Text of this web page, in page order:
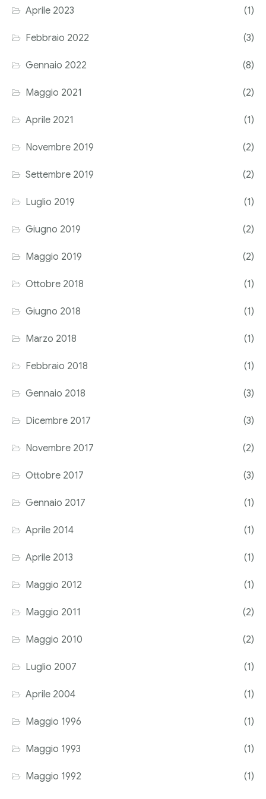
Corriere tributario
Editore Euroconference
Il Giornale del Revisore
Forum Fiscale
Articoli
Aprile 2023 (1)
Febbraio 2022 (3)
Gennaio 2022 (8)
Maggio 2021 (2)
Aprile 2021 (1)
Novembre 2019 (2)
Settembre 2019 (2)
Luglio 2019 (1)
Giugno 2019 (2)
Maggio 2019 (2)
Ottobre 2018 (1)
Giugno 2018 (1)
Marzo 2018 (1)
Febbraio 2018 (1)
Gennaio 2018 (3)
Dicembre 2017 (3)
Novembre 2017 (2)
Ottobre 2017 (3)
Gennaio 2017 (1)
Aprile 2014 (1)
Aprile 2013 (1)
Maggio 2012 (1)
Maggio 2011 (2)
Maggio 2010 (2)
Luglio 2007 (1)
Aprile 2004 (1)
Maggio 1996 (1)
Maggio 1993 (1)
Maggio 1992 (1)